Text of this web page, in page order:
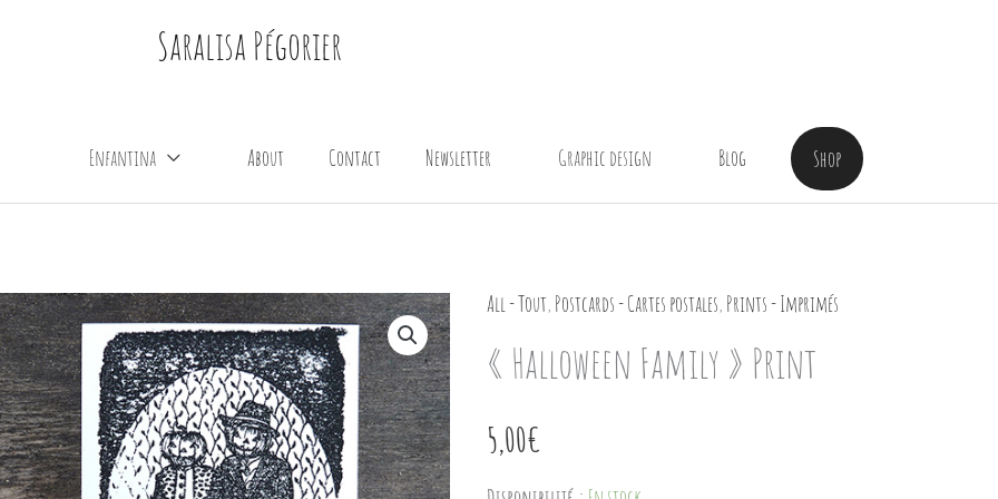
Saralisa Pégorier
Enfantina About Contact Newsletter Graphic design Blog Shop
All - Tout, Postcards - Cartes postales, Prints - Imprimés
« Halloween Family » Print
5,00€